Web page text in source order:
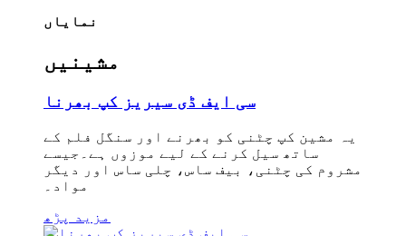
نمایاں
مشینیں
سی ایف ڈی سیریز کپ بھرنا
یہ مشین کپ چٹنی کو بھرنے اور سنگل فلم کے
ساتھ سیل کرنے کے لیے موزوں ہے۔جیسے
مشروم کی چٹنی، بیف ساس، چلی ساس اور دیگر
مواد۔
مزید پڑھ